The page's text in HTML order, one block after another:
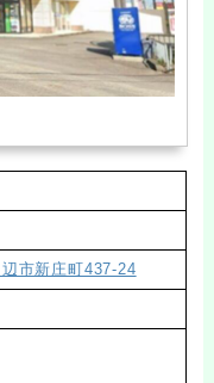
市新庄町437-24